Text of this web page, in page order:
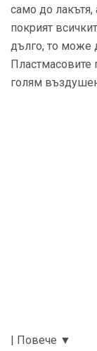
само до лакътя,
покрият
дълго, то може
голям
| Повече ▼